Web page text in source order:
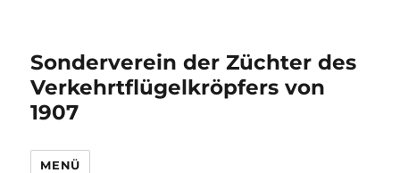
Sonderverein der Züchter des
Verkehrtflügelkröpfers von
1907
MENÜ